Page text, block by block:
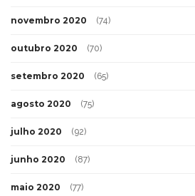
novembro 2020 (74)
outubro 2020 (70)
setembro 2020 (65)
agosto 2020 (75)
julho 2020 (92)
junho 2020 (87)
maio 2020 (77)